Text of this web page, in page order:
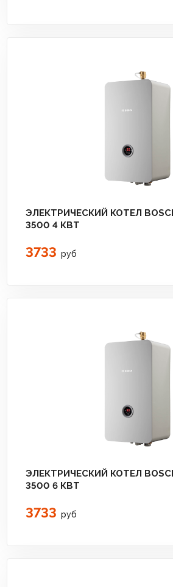
ЭЛЕКТРИЧЕСКИЙ КОТЕЛ
3500 4 КВТ
3733 руб
ЭЛЕКТРИЧЕСКИЙ КОТЕЛ
3500 6 КВТ
3733 руб